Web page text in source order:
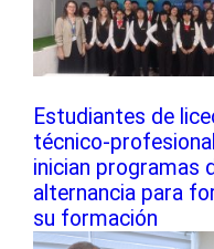
Estudiantes de
técnico-
inician programas
alternancia para
su formación